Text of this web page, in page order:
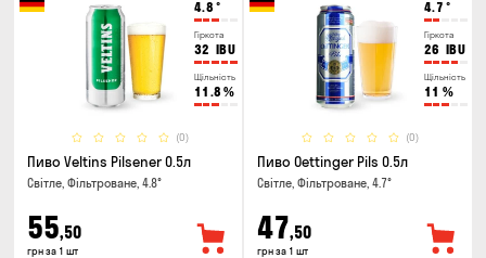
4.8 °
Гіркота
32 IBU
Щільність
11.8 %
(0)
Пиво Veltins Pilsener 0.5л
Світле, Фільтроване, 4.8°
55,50
грн за 1 шт
4.7 °
Гіркота
26 IBU
Щільність
11 %
(0)
Пиво Oettinger Pils 0.5л
Світле, Фільтроване, 4.7°
47,50
грн за 1 шт